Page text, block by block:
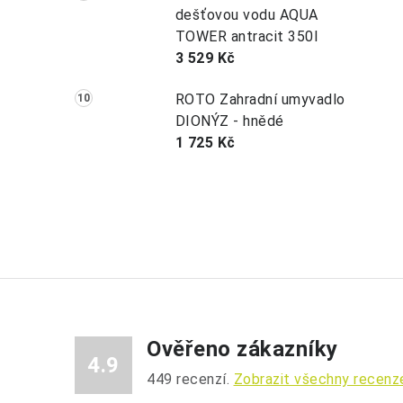
dešťovou vodu AQUA
TOWER antracit 350l
3 529 Kč
ROTO Zahradní umyvadlo
DIONÝZ - hnědé
1 725 Kč
4.9
Ověřeno zákazníky
449 recenzí. Zobrazit všechny